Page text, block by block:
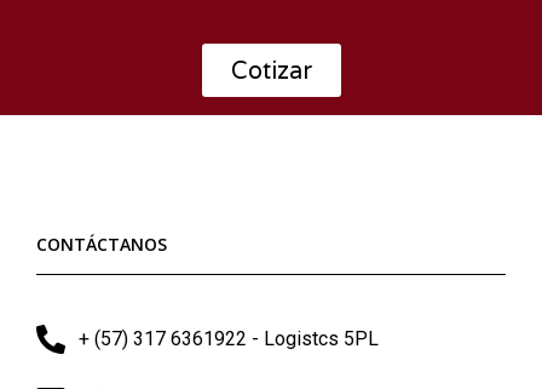
Cotizar
CONTÁCTANOS
+ (57) 317 6361922 - Logistcs 5PL